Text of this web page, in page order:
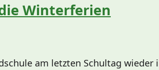
Winterferien
am letzten Schultag